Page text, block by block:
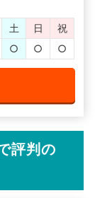
土 日
祝
○ ○ ○
評判の